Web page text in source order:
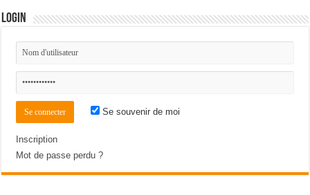
Login
Se souvenir de moi
Inscription
Mot de passe perdu ?